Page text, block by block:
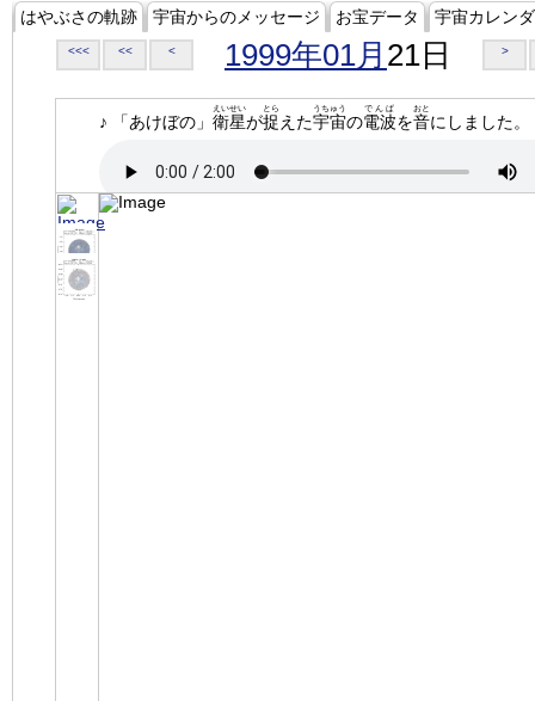
はやぶさの軌跡 宇宙からのメッセージ お宝データ 宇宙カレン
<<< << < 1999年01月 21日 >
♪ 「あけぼの」 衛星
えいせい
が捉
とら
えた宇宙
うちゅう
の電波
でんぱ
を音
おと
にしました。